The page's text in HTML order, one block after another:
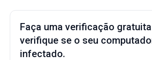
Faça uma verificação
verifique se o seu
infectado.